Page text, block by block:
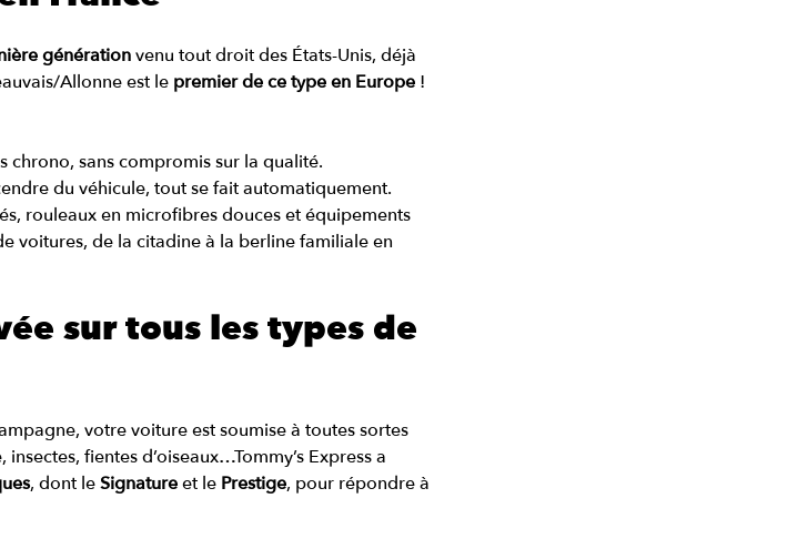
génération venu tout droit des États-Unis, déjà
Allonne est le premier de ce type en Europe !
chrono, sans compromis sur la qualité.
du véhicule, tout se fait automatiquement.
rouleaux en microfibres douces et équipements
voitures, de la citadine à la berline familiale en
sur tous les types de
votre voiture est soumise à toutes sortes
fientes d’oiseaux…Tommy’s Express a
, dont le Signature et le Prestige, pour répondre à